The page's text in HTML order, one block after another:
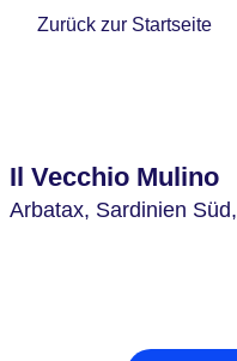
Zurück zur Startseite
Il Vecchio Mulino
Arbatax, Sardinien Süd,